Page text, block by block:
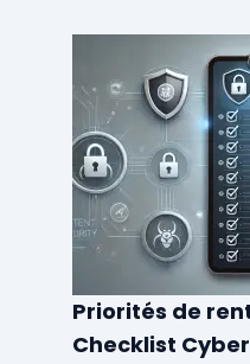
Priorités de
Checklist